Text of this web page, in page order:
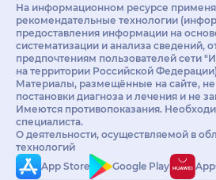
На информационном ресурсе
рекомендательные технологии
предоставления информации на
систематизации и анализа сведений,
предпочтениям пользователей сети
на территории Российской Федерации)
Материалы, размещённые на сайте,
постановки диагноза и лечения и не
Имеются противопоказания.
специалиста.
О деятельности, осуществляемой в
технологий
App Store
Google Play